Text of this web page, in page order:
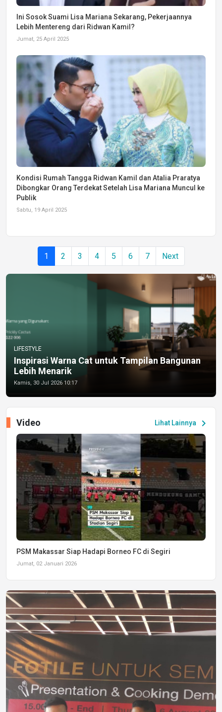
Ini Sosok Suami Lisa Mariana Sekarang, Pekerjaannya
Lebih Mentereng dari Ridwan Kamil?
Jumat, 25 April 2025
Kondisi Rumah Tangga Ridwan Kamil dan Atalia Praratya
Dibongkar Orang Terdekat Setelah Lisa Mariana Muncul ke
Publik
Sabtu, 19 April 2025
1 2 3 4 5 6 7 Next
LIFESTYLE
Inspirasi Warna Cat untuk Tampilan Bangunan
Lebih Menarik
Kamis, 30 Jul 2026 10:17
Lihat Lainnya chevron_right
Video
PSM Makassar Siap Hadapi Borneo FC di Segiri
Jumat, 02 Januari 2026